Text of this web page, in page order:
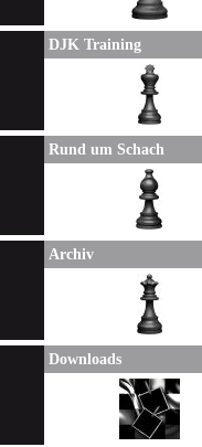
DJK Training
Rund um Schach
Archiv
Downloads